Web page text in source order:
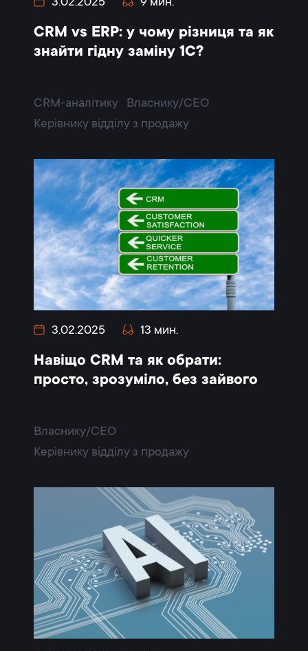
CRM vs ERP: у чому різниця та як
знайти гідну заміну 1С?
CRM-аналітику
Власнику/CEO
Керівнику відділу з продажу
3.02.2025 13 мин.
Навіщо CRM та як обрати:
просто, зрозуміло, без зайвого
Власнику/CEO
Керівнику відділу з продажу